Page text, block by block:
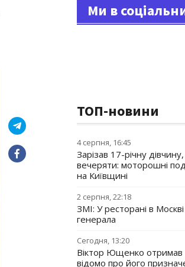
Ми в
ТОП-новини
4 серпня, 16:45
Зарізав 17-річну дівчину,
вечеряти: моторошні
на Київщині
2 серпня, 22:18
ЗМІ: У ресторані в
генерала
Сегодня, 13:20
Віктор Ющенко отримав
відомо про його